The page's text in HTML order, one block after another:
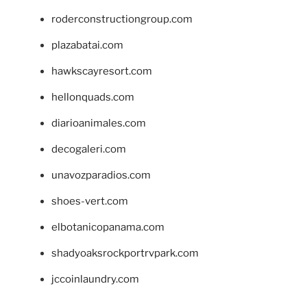
roderconstructiongroup.com
plazabatai.com
hawkscayresort.com
hellonquads.com
diarioanimales.com
decogaleri.com
unavozparadios.com
shoes-vert.com
elbotanicopanama.com
shadyoaksrockportrvpark.com
jccoinlaundry.com